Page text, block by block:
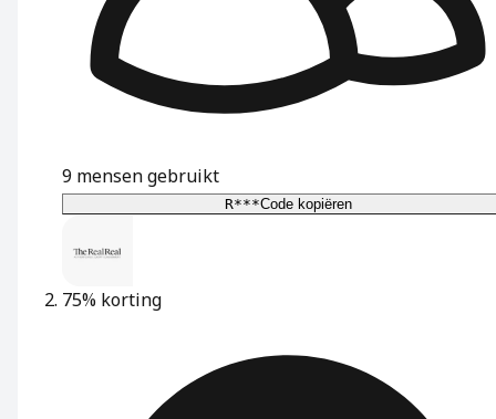
9 mensen gebruikt
R***Code kopiëren
75% korting